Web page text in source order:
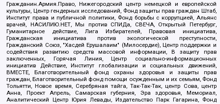
Гражданин.Армия.Право, Нижегородский центр немецкой и европейской
культуры, Центр гендерных исследований, Фонд защиты прав граждан Штаб,
Институт права и публичной политики, Фонд борьбы с коррупцией, Альянс
врачей, НАСИЛИЮ.НЕТ, Мы против СПИДа, СВЕЧА, Открытый Петербург,
Гуманитарное действие, Лига Избирателей, Правовая инициатива,
Гражданская инициатива против экологической преступности,
Гражданский Союз, "Хасдей Ерушалаим" (Милосердие), Центр поддержки и
содействия развитию средств массовой информации, В защиту прав
заключенных, Горячая Линия, Центр социально-информационных
инициатив Действие, Институт глобализации и социальных движений,
ВМЕСТЕ, Благотворительный фонд охраны здоровья и защиты прав
граждан, Благотворительный фонд помощи осужденным и их семьям, Фонд
Тольятти, Новое время, Серебряная тайга, Так-Так-Так, центр Сова, центр
Анна, Проект Апрель, Самарская губерния, Эра здоровья, Мемориал,
Аналитический Центр Юрия Левады, Издательство Парк Гагарина, Фонд